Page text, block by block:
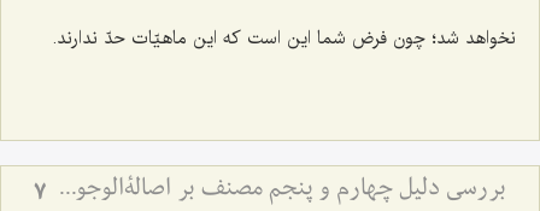
نخواهد شد؛ چون فرض شما این است که این ماهیّات حدّ ندارند.
بررسی دلیل چهارم و پنجم مصنف بر اصالةالوجود - نقد کلام حاجی سبزواری در امکان تحقق امور غیرمتناهی بین حاصرین 7